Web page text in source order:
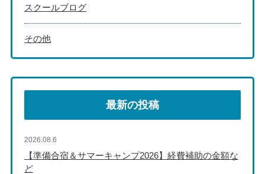
スクールブログ
その他
最新の投稿
【準備合宿＆サマーキャンプ2026】経費補助の金額な
ど
2026.08.6